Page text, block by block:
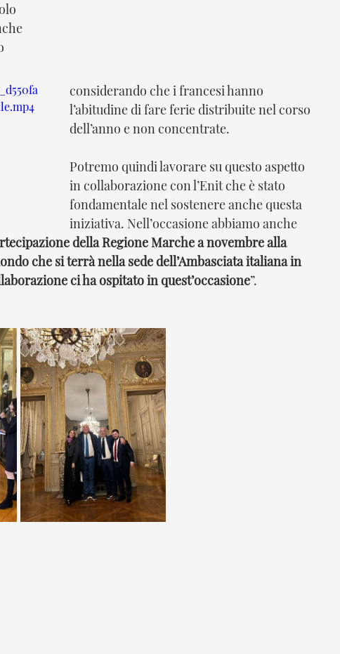
considerando che i francesi hanno
l’abitudine di fare ferie distribuite nel corso
dell’anno e non concentrate.
Potremo quindi lavorare su questo aspetto
in collaborazione con l’Enit che è stato
fondamentale nel sostenere anche questa
iniziativa. Nell’occasione abbiamo anche
della Regione Marche a novembre alla
che si terrà nella sede dell’Ambasciata italiana in
ci ha ospitato in quest’occasione”.